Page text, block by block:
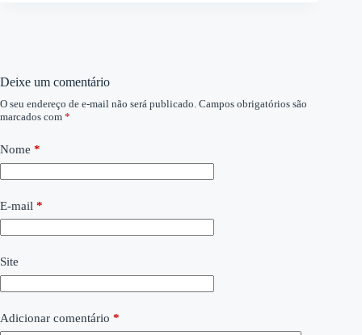
Deixe um comentário
O seu endereço de e-mail não será publicado. Campos obrigatórios são
marcados com *
Nome *
E-mail *
Site
Adicionar comentário *